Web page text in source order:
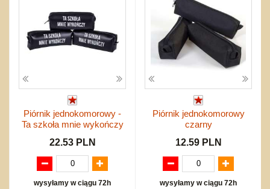
Piórnik jednokomorowy -
Ta szkoła mnie wykończy
22.53 PLN
wysyłamy w ciągu 72h
Piórnik jednokomorowy
czarny
12.59 PLN
wysyłamy w ciągu 72h